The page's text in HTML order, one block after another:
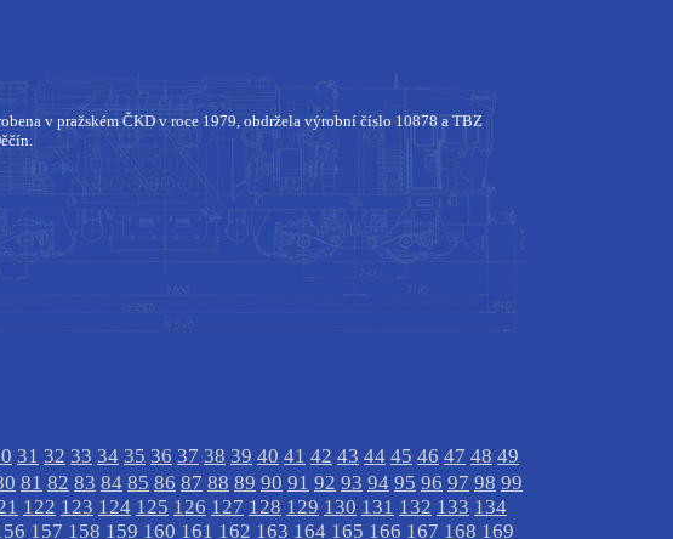
v pražském ČKD v roce 1979, obdržela výrobní číslo 10878 a TBZ
31 32 33 34 35 36 37 38 39 40 41 42 43 44 45 46 47 48 49
81 82 83 84 85 86 87 88 89 90 91 92 93 94 95 96 97 98 99
122 123 124 125 126 127 128 129 130 131 132 133 134
157 158 159 160 161 162 163 164 165 166 167 168 169